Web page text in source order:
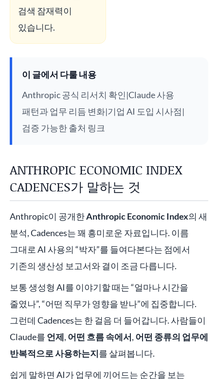
검색 잠재력이
있습니다.
이 글에서 다룰 내용
Anthropic 공식 리서치 확인|Claude 사용
패턴과 업무 리듬 변화|기업 AI 도입 시사점|
검증 가능한 출처 링크
ANTHROPIC ECONOMIC INDEX
CADENCES가 말하는 것
Anthropic이 공개한Anthropic Economic Index의 새
분석, Cadences는 꽤 흥미로운 자료입니다. 이름
그대로 AI 사용의 “박자”를 들여다본다는 점에서
기존의 생산성 보고서와 결이 조금 다릅니다.
보통 생성형 AI를 이야기할 때는 “얼마나 시간을
줄였나”, “어떤 직무가 영향을 받나”에 집중합니다.
그런데 Cadences는 한 걸음 더 들어갑니다. 사람들이
Claude를 언제, 어떤 흐름 속에서, 어떤 종류의 업무에
반복적으로 사용하는지를 살펴봅니다.
쉽게 말하면 AI가 업무에 끼어드는 순간을 보는